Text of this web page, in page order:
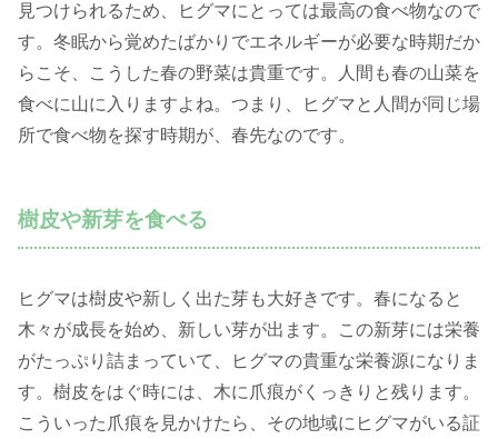
見つけられるため、ヒグマにとっては最高の食べ物なので
す。冬眠から覚めたばかりでエネルギーが必要な時期だか
らこそ、こうした春の野菜は貴重です。人間も春の山菜を
食べに山に入りますよね。つまり、ヒグマと人間が同じ場
所で食べ物を探す時期が、春先なのです。
樹皮や新芽を食べる
ヒグマは樹皮や新しく出た芽も大好きです。春になると
木々が成長を始め、新しい芽が出ます。この新芽には栄養
がたっぷり詰まっていて、ヒグマの貴重な栄養源になりま
す。樹皮をはぐ時には、木に爪痕がくっきりと残ります。
こういった爪痕を見かけたら、その地域にヒグマがいる証